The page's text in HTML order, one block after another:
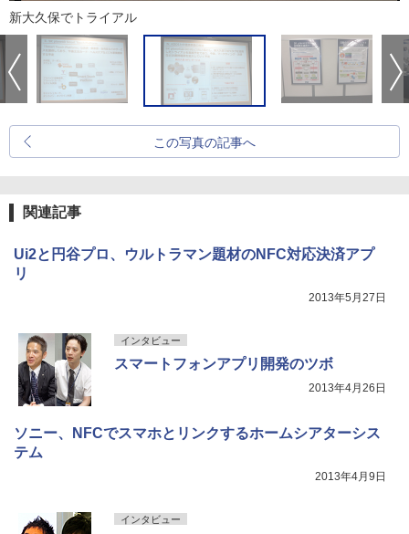
新大久保でトライアル
この写真の記事へ
関連記事
Ui2と円谷プロ、ウルトラマン題材のNFC対応決済アプ
リ
2013年5月27日
インタビュー
スマートフォンアプリ開発のツボ
2013年4月26日
ソニー、NFCでスマホとリンクするホームシアターシス
テム
2013年4月9日
インタビュー